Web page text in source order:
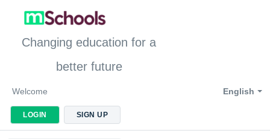
Changing education for a
better future
English
Welcome
LOGIN SIGN UP